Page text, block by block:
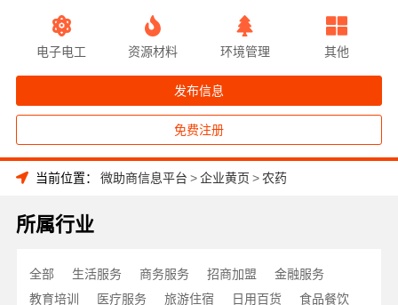
电子电工 资源材料 环境管理 其他
发布信息
免费注册
当前位置： 微助商信息平台 >企业黄页 >农药
所属行业
全部 生活服务 商务服务 招商加盟
金融服务
教育培训
医疗服务 旅游住宿 日用百货
食品餐饮